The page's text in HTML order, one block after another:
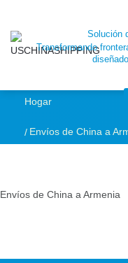
Envíos
Solución
Transformando
Hogar
Envíos de China a
Envíos de China a Armenia